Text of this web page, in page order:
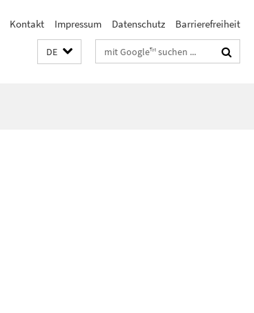
Kontakt Impressum Datenschutz Barrierefreiheit
DE Suchbegriffe